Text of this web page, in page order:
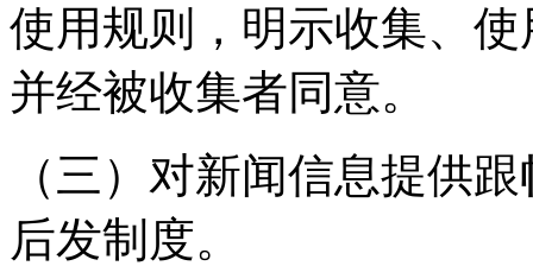
使用规则，明示收集、
并经被收集者同意。
（三）对新闻信息提供
后发制度。